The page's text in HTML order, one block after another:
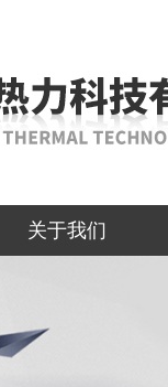
关于我们